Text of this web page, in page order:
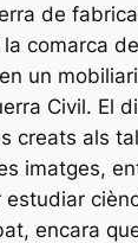
de
comarca
un
Civil. El
creats als
imatges,
encara